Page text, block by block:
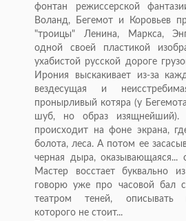
фонтан режиссерской
Воланд, Бегемот и Коровьев
"троицы" Ленина, Маркса,
одной своей пластикой
ухабистой русской дороге
Ирония выскакивает из-за
вездесущая и
пронырливый котяра (у
шуб, но образ изящнейший).
происходит на фоне экрана,
болота, леса. А потом ее
черная дыра, оказывающаяся...
Мастер восстает буквально
говорю уже про часовой бал
театром теней, описывать
которого не стоит...